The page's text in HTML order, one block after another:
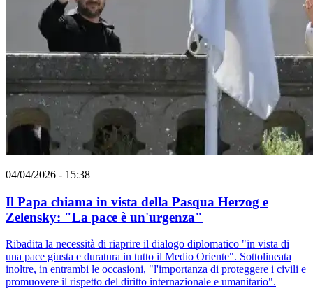
04/04/2026 - 15:38
Il Papa chiama in vista della Pasqua Herzog e
Zelensky: "La pace è un'urgenza"
Ribadita la necessità di riaprire il dialogo diplomatico "in vista di
una pace giusta e duratura in tutto il Medio Oriente". Sottolineata
inoltre, in entrambi le occasioni, "l'importanza di proteggere i civili e
promuovere il rispetto del diritto internazionale e umanitario".